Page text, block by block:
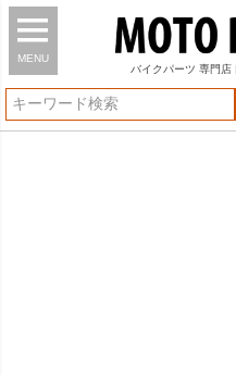
MENU
バイク パーツ 専門店